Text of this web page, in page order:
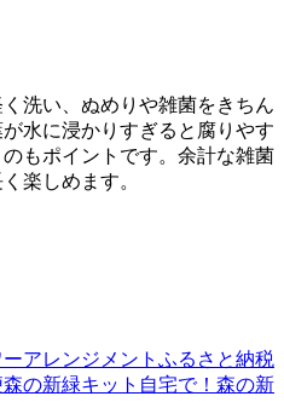
洗い、ぬめりや雑菌をきちん
水に浸かりすぎると腐りやす
もポイントです。余計な雑菌
楽しめます。
アレンジメント ふるさと納税
森の新緑キット 自宅で！森の新